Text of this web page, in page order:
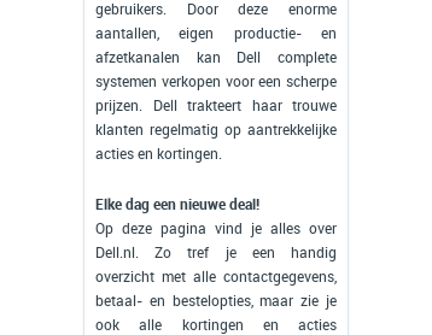
gebruikers. Door deze enorme
aantallen, eigen productie- en
afzetkanalen kan Dell complete
systemen verkopen voor een scherpe
prijzen. Dell trakteert haar trouwe
klanten regelmatig op aantrekkelijke
acties en kortingen.
Elke dag een nieuwe deal!
Op deze pagina vind je alles over
Dell.nl. Zo tref je een handig
overzicht met alle contactgegevens,
betaal- en bestelopties, maar zie je
ook alle kortingen en acties